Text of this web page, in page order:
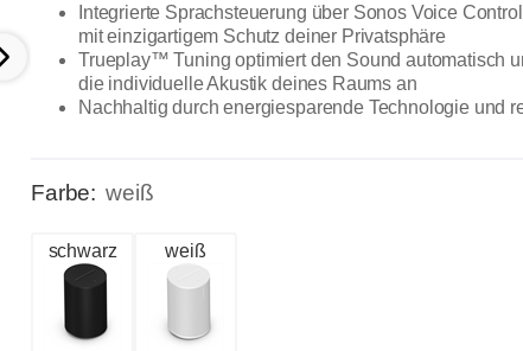
Integrierte Sprachsteuerung über Sonos Voice
mit einzigartigem Schutz deiner Privatsphäre
Trueplay™ Tuning optimiert den Sound automatisch
die individuelle Akustik deines Raums an
Nachhaltig durch energiesparende Technologie und
Farbe: weiß
schwarz weiß